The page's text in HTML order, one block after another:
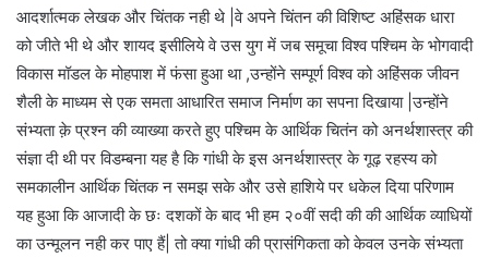
आदर्शात्मक लेखक और चिंतक नही थे |वे अपने चिंतन की विशिष्ट अहिंसक धारा
को जीते भी थे और शायद इसीलिये वे उस युग में जब समूचा विश्व पश्चिम के भोगवादी
विकास मॉडल के मोहपाश में फंसा हुआ था ,उन्होंने सम्पूर्ण विश्व को अहिंसक जीवन
शैली के माध्यम से एक समता आधारित समाज निर्माण का सपना दिखाया |उन्होंने
संभ्यता क़े प्रश्न की व्याख्या करते हुए पश्चिम के आर्थिक चितंन को अनर्थशास्त्र की
संज्ञा दी थी पर विडम्बना यह है कि गांधी के इस अनर्थशास्त्र के गूढ़ रहस्य को
समकालीन आर्थिक चिंतक न समझ सके और उसे हाशिये पर धकेल दिया परिणाम
यह हुआ कि आजादी के छः दशकों के बाद भी हम २०वीं सदी की की आर्थिक व्याधियों
का उन्मूलन नही कर पाए हैं| तो क्या गांधी की प्रासंगिकता को केवल उनके संभ्यता